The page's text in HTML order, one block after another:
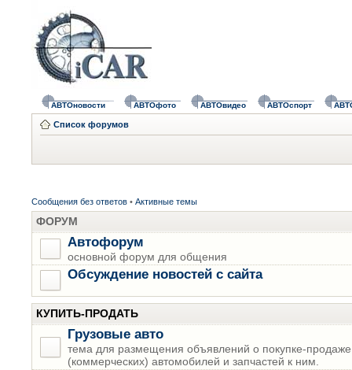
АВТОновости АВТОфото АВТОвидео АВТОспорт
Список форумов
Сообщения без ответов • Активные темы
ФОРУМ
Автофорум
основной форум для общения
Обсуждение новостей с сайта
КУПИТЬ-ПРОДАТЬ
Грузовые авто
тема для размещения объявлений о покупке-продаже
(коммерческих) автомобилей и запчастей к ним.